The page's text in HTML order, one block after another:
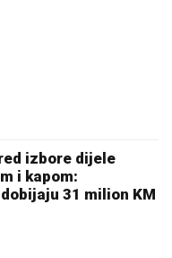
izbore dijele
i kapom:
31 milion KM